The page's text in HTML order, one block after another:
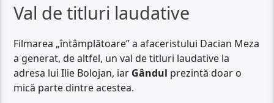
Val de titluri laudative
Filmarea „întâmplătoare” a afaceristului Dacian Meza
a generat, de altfel, un val de titluri laudative la
adresa lui Ilie Bolojan, iar Gândul prezintă doar o
mică parte dintre acestea.